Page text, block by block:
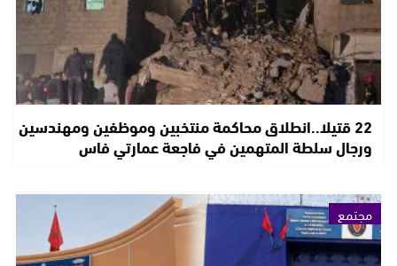
22 قتيلا..انطلاق محاكمة منتخبين وموظفين ومهندسين
ورجال سلطة المتهمين في فاجعة عمارتي فاس
مجتمع